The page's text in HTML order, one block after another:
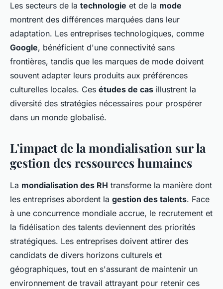
Les secteurs de la technologie et de la mode
montrent des différences marquées dans leur
adaptation. Les entreprises technologiques, comme
Google, bénéficient d'une connectivité sans
frontières, tandis que les marques de mode doivent
souvent adapter leurs produits aux préférences
culturelles locales. Ces études de cas illustrent la
diversité des stratégies nécessaires pour prospérer
dans un monde globalisé.
L'impact de la mondialisation sur la
gestion des ressources humaines
La mondialisation des RH transforme la manière dont
les entreprises abordent la gestion des talents. Face
à une concurrence mondiale accrue, le recrutement et
la fidélisation des talents deviennent des priorités
stratégiques. Les entreprises doivent attirer des
candidats de divers horizons culturels et
géographiques, tout en s'assurant de maintenir un
environnement de travail attrayant pour retenir ces